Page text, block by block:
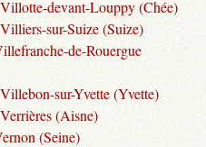
devant-Louppy (Chée)
sur-Suize (Suize)
de-Rouergue
sur-Yvette (Yvette)
(Aisne)
(Seine)